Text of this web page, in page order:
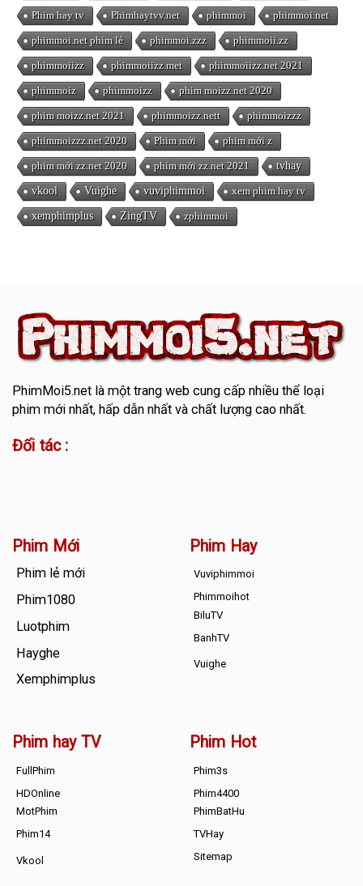
Phim hay tv Phimhaytvv.net phimmoi phimmoi.net
phimmoi.net phim lẻ phimmoi.zzz phimmoii.zz
phimmoiizz phimmoiizz.met phimmoiizz.net 2021
phimmoiz phimmoizz phim moizz.net 2020
phim moizz.net 2021 phimmoizz.nett phimmoizzz
phimmoizzz.net 2020 Phim mới phim mới z
phim mới zz.net 2020 phim mới zz.net 2021 tvhay
vkool Vuighe vuviphimmoi xem phim hay tv
xemphimplus ZingTV zphimmoi
PhimMoi5.netlà một trang web cung cấp nhiều thể loại
phim mới nhất, hấp dẫn nhất và chất lượng cao nhất.
Đối tác :
Phim Mới
Phim lẻ mới
Phim1080
Luotphim
Hayghe
Xemphimplus
Phim Hay
Vuviphimmoi
Phimmoihot
BiluTV
BanhTV
Vuighe
Phim hay TV
FullPhim
HDOnline
MotPhim
Phim14
Vkool
Phim Hot
Phim3s
Phim4400
PhimBatHu
TVHay
Sitemap